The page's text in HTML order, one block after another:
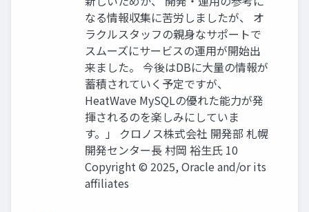
なる情報収集に苦労しましたが、 オ
ラクルスタッフの親⾝なサポートで
スムーズにサービスの運⽤が開始出
来ました。 今後はDBに⼤量の情報が
蓄積されていく予定ですが、
HeatWave MySQLの優れた能⼒が発
揮されるのを楽しみにしていま
す。」 クロノス株式会社 開発部 札幌
開発センター⻑ 村岡 裕⽣⽒ 10
Copyright © 2025, Oracle and/or its
affiliates